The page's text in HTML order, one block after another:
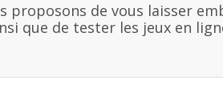
proposons de vous laisser
que de tester les jeux en